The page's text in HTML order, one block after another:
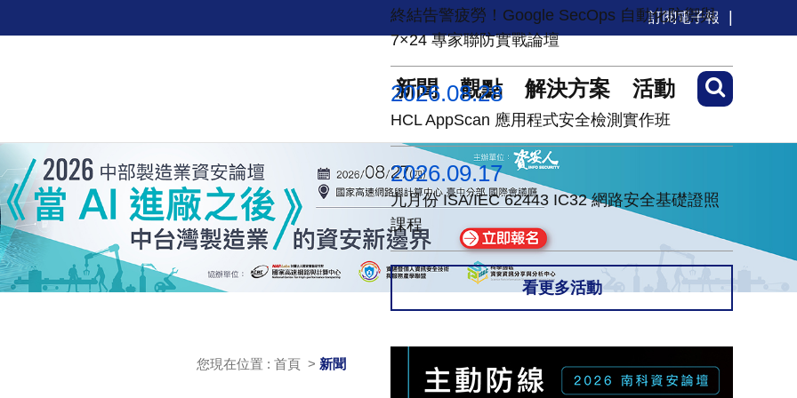
訂閱電子報
新聞 觀點 解決方案 活動
您現在位置 : 首頁 > 新聞
終結告警疲勞！Google SecOps 自動化防禦與
7×24 專家聯防實戰論壇
2026.08.28
HCL AppScan 應用程式安全檢測實作班
2026.09.17
九月份 ISA/IEC 62443 IC32 網路安全基礎證照
課程
看更多活動